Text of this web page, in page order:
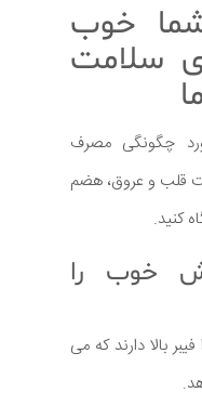
شما خوب
مزایای سلامت
چگونگی مصرف
قلب و عروق، هضم
کنید.
خوب را
بالا دارند که می